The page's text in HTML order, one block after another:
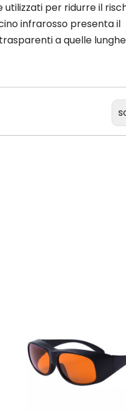
utilizzati per ridurre il
infrarosso presenta il
a quelle